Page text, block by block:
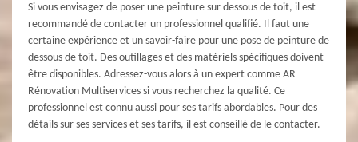
Si vous envisagez de poser une peinture sur dessous de toit, il est
recommandé de contacter un professionnel qualifié. Il faut une
certaine expérience et un savoir-faire pour une pose de peinture de
dessous de toit. Des outillages et des matériels spécifiques doivent
être disponibles. Adressez-vous alors à un expert comme AR
Rénovation Multiservices si vous recherchez la qualité. Ce
professionnel est connu aussi pour ses tarifs abordables. Pour des
détails sur ses services et ses tarifs, il est conseillé de le contacter.